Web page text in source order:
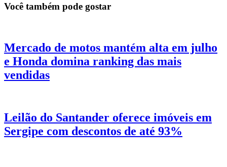
Você também pode gostar
Mercado de motos mantém alta em julho
e Honda domina ranking das mais
vendidas
Leilão do Santander oferece imóveis em
Sergipe com descontos de até 93%